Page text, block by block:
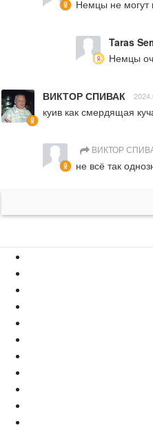
Немцы не могут
Taras
Немцы
ВИКТОР СПИВАК
куив как смердящая
ВИКТОР
не всё так